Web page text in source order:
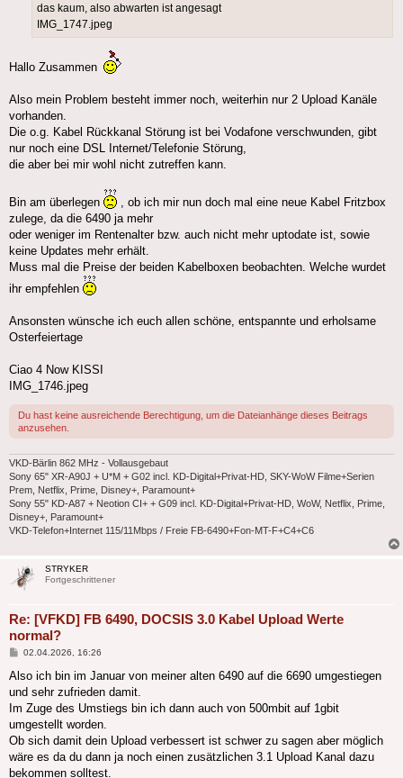
das kaum, also abwarten ist angesagt
IMG_1747.jpeg
Hallo Zusammen
Also mein Problem besteht immer noch, weiterhin nur 2 Upload Kanäle
vorhanden.
Die o.g. Kabel Rückkanal Störung ist bei Vodafone verschwunden, gibt
nur noch eine DSL Internet/Telefonie Störung,
die aber bei mir wohl nicht zutreffen kann.
Bin am überlegen
, ob ich mir nun doch mal eine neue Kabel Fritzbox
zulege, da die 6490 ja mehr
oder weniger im Rentenalter bzw. auch nicht mehr uptodate ist, sowie
keine Updates mehr erhält.
Muss mal die Preise der beiden Kabelboxen beobachten. Welche wurdet
ihr empfehlen
Ansonsten wünsche ich euch allen schöne, entspannte und erholsame
Osterfeiertage
Ciao 4 Now KISSI
IMG_1746.jpeg
Du hast keine ausreichende Berechtigung, um die Dateianhänge dieses Beitrags
anzusehen.
VKD-Bärlin 862 MHz - Vollausgebaut
Sony 65" XR-A90J + U*M + G02 incl. KD-Digital+Privat-HD, SKY-WoW Filme+Serien
Prem, Netflix, Prime, Disney+, Paramount+
Sony 55" KD-A87 + Neotion CI+ + G09 incl. KD-Digital+Privat-HD, WoW, Netflix, Prime,
Disney+, Paramount+
VKD-Telefon+Internet 115/11Mbps / Freie FB-6490+Fon-MT-F+C4+C6
STRYKER
Fortgeschrittener
Re: [VFKD] FB 6490, DOCSIS 3.0 Kabel Upload Werte
normal?
Beitrag
02.04.2026, 16:26
Also ich bin im Januar von meiner alten 6490 auf die 6690 umgestiegen
und sehr zufrieden damit.
Im Zuge des Umstiegs bin ich dann auch von 500mbit auf 1gbit
umgestellt worden.
Ob sich damit dein Upload verbessert ist schwer zu sagen aber möglich
wäre es da du dann ja noch einen zusätzlichen 3.1 Upload Kanal dazu
bekommen solltest.